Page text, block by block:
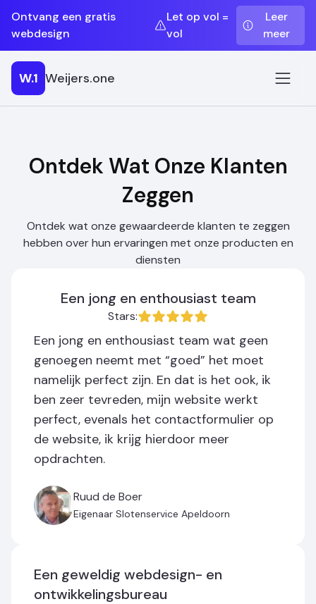
Ontvang een gratis
webdesign
Let op vol =
vol
Leer
meer
W.1 Weijers.one
Ontdek Wat Onze Klanten
Zeggen
Ontdek wat onze gewaardeerde klanten te zeggen
hebben over hun ervaringen met onze producten en
diensten
Een jong en enthousiast team
Stars:
Een jong en enthousiast team wat geen
genoegen neemt met “goed” het moet
namelijk perfect zijn. En dat is het ook, ik
ben zeer tevreden, mijn website werkt
perfect, evenals het contactformulier op
de website, ik krijg hierdoor meer
opdrachten.
Ruud de Boer
Eigenaar Slotenservice Apeldoorn
Een geweldig webdesign- en
ontwikkelingsbureau